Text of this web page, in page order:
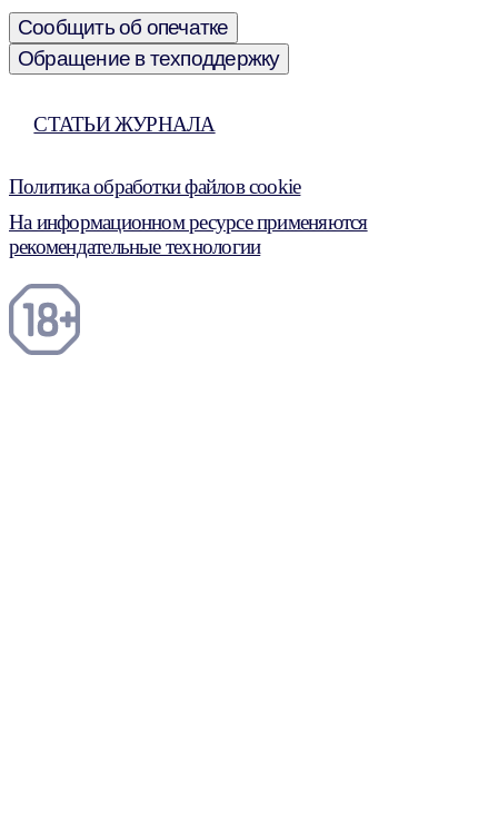
Сообщить об опечатке
Обращение в техподдержку
СТАТЬИ ЖУРНАЛА
Политика обработки файлов cookie
На информационном ресурсе применяются
рекомендательные технологии